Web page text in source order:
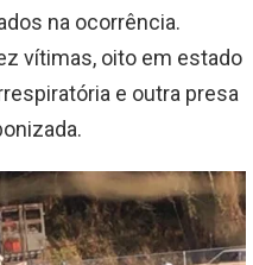
na ocorrência.
vítimas, oito em estado
e outra presa